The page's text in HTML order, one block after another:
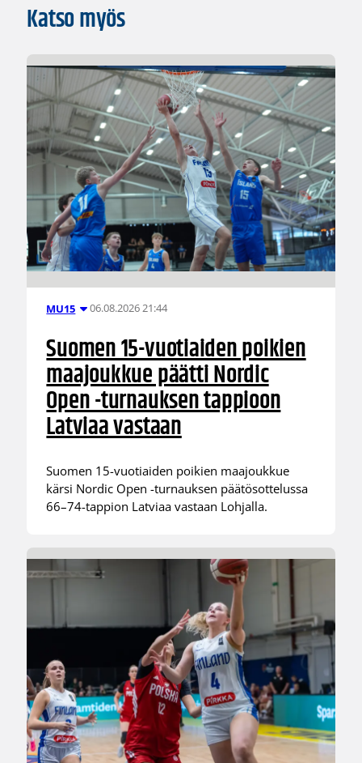
Katso myös
MU15 06.08.2026 21:44
Suomen 15-vuotiaiden poikien
maajoukkue päätti Nordic
Open -turnauksen tappioon
Latviaa vastaan
Suomen 15-vuotiaiden poikien maajoukkue
kärsi Nordic Open -turnauksen päätösottelussa
66–74-tappion Latviaa vastaan Lohjalla.